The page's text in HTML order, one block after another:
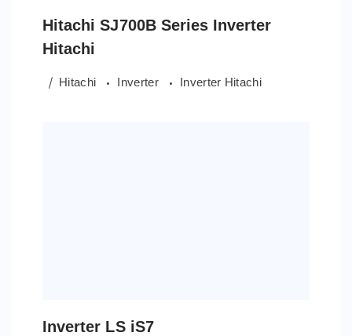
Hitachi SJ700B Series Inverter
Hitachi
Hitachi Inverter Inverter Hitachi
Inverter LS iS7